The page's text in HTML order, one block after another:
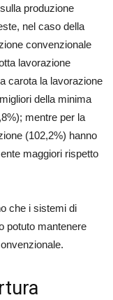
produzione
nel caso della
convenzionale
lavorazione
carota la lavorazione
della minima
mentre per la
(102,2%) hanno
maggiori rispetto
che i sistemi di
potuto mantenere